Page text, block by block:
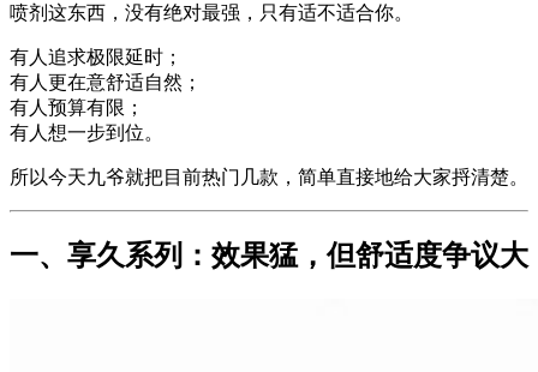
喷剂这东西，没有绝对最强，只有适不适合你。
有人追求极限延时；
有人更在意舒适自然；
有人预算有限；
有人想一步到位。
所以今天九爷就把目前热门几款，简单直接地给大家捋清楚。
一、享久系列：效果猛，但舒适度争议大